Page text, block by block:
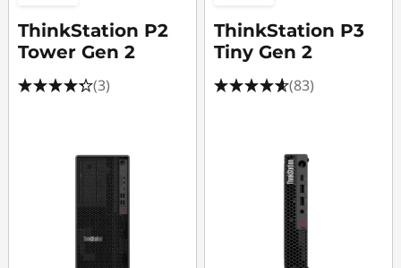
ThinkStation P2
Tower Gen 2
(3)
ThinkStation P3
Tiny Gen 2
(83)